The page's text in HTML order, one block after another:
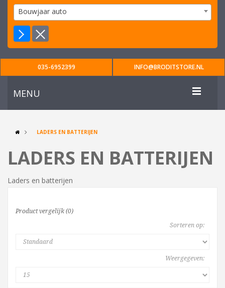
Bouwjaar auto
035-6952399 INFO@BRODITSTORE.NL
MENU
LADERS EN BATTERIJEN
LADERS EN BATTERIJEN
Laders en batterijen
Product vergelijk (0)
Sorteren op:
Weergegeven: